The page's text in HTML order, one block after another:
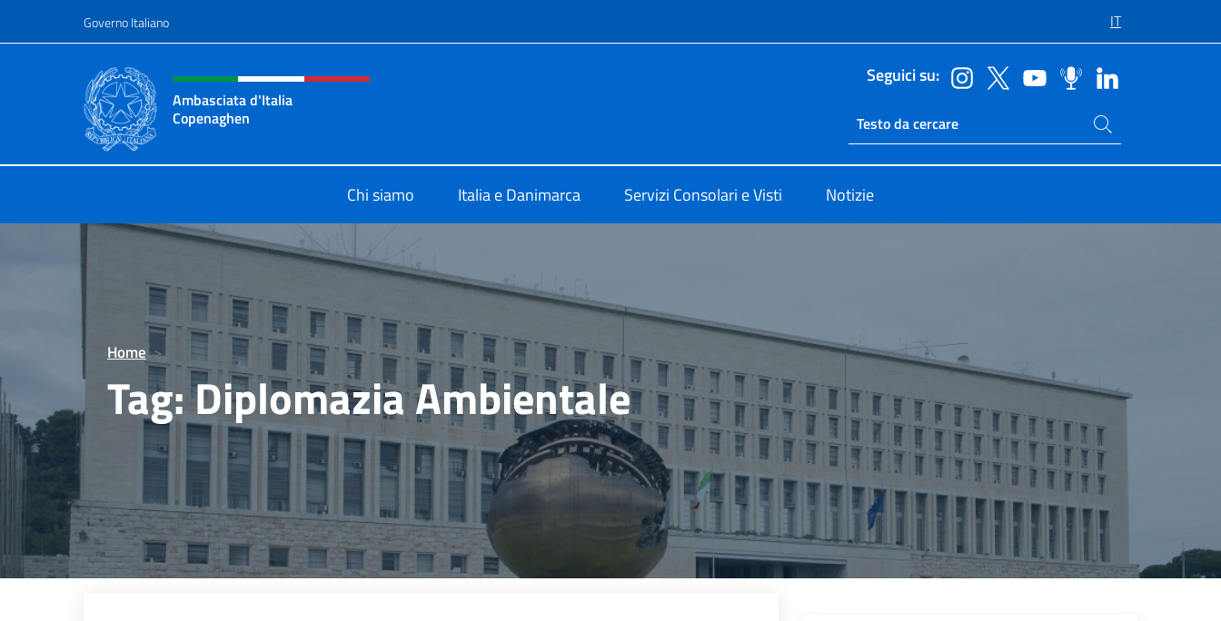
Governo Italiano IT
Intestazione sito, social e menù
Ambasciata d'Italia
Copenaghen
Seguici su:
Ricerca sito live
Cerca nel sito
Chi siamo Italia e Danimarca Servizi Consolari e Visti Notizie
Home >
Tag:Diplomazia Ambientale